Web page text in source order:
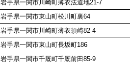
岩手県一関市川崎町薄衣法道地21-7
岩手県一関市東山町松川町裏64
岩手県一関市川崎町薄衣須崎82-4
岩手県一関市東山町長坂町186
岩手県一関市千厩町千厩前田85-9